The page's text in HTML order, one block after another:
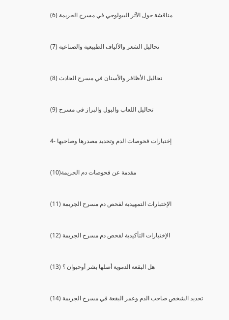
(6) مناقشة حول الآثر البيولوجي في مسرح الجريمة
(7) تحاليل الشعر والألياف الطبيعية والصناعية
(8) تحاليل الأظافر والأسنان في مسرح الحادث
(9) تحاليل اللعاب والبول والبراز في مسرح
4- إختبارات فحوصات الدم وتحديد مصدرها وصاحبها
(10)مقدمة عن فحوصات دم الجريمة
(11) الإختبارات التمهيدية لفحص دم مسرح الجريمة
(12) الإختبارات التأكيدية لفحص دم مسرح الجريمة
(13) هل البقعة الدموية أصلها بشر أوحيوان ؟
(14) تحديد الشخص صاحب الدم وعمر البقعة في مسرح الجريمة